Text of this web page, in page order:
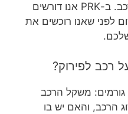
במספר הרישוי או בשלדת הרכב. ב-PRK אנו דורשים
לפני שאנו רוכשים את
רכב לפירוק?
משקל הרכב
הרכב, והאם יש בו